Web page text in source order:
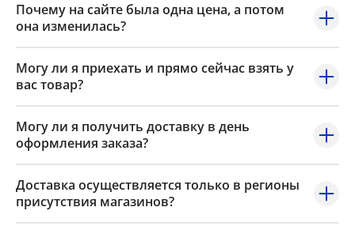
Почему на сайте была одна цена, а потом
она изменилась?
Могу ли я приехать и прямо сейчас взять у
вас товар?
Могу ли я получить доставку в день
оформления заказа?
Доставка осуществляется только в регионы
присутствия магазинов?